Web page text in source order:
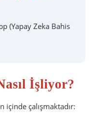
(Yapay Zeka Bahis
İşliyor?
içinde çalışmaktadır: